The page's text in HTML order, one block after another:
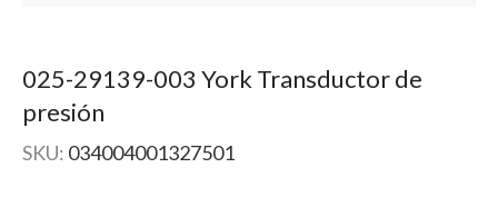
025-29139-003 York Transductor de
presión
SKU: 034004001327501